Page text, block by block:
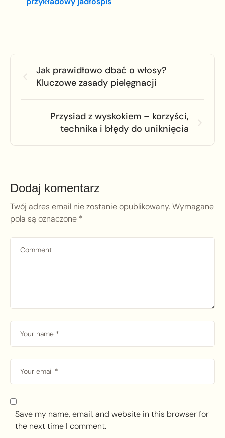
Jak prawidłowo dbać o włosy?
Kluczowe zasady pielęgnacji
Przysiad z wyskokiem – korzyści,
technika i błędy do uniknięcia
Dodaj komentarz
Twój adres email nie zostanie opublikowany.Wymagane
pola są oznaczone *
Save my name, email, and website in this browser for
the next time I comment.